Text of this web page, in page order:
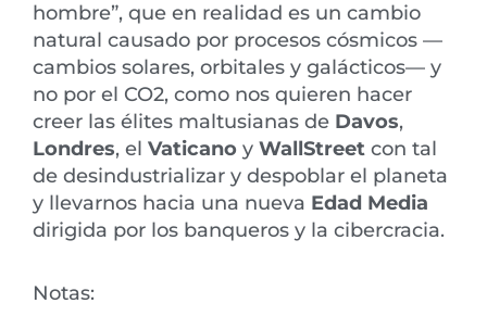
hombre”, que en realidad es un cambio
natural causado por procesos cósmicos —
cambios solares, orbitales y galácticos— y
no por el CO2, como nos quieren hacer
creer las élites maltusianas de Davos,
Londres, el Vaticano y WallStreet con tal
de desindustrializar y despoblar el planeta
y llevarnos hacia una nueva Edad Media
dirigida por los banqueros y la cibercracia.
Notas: